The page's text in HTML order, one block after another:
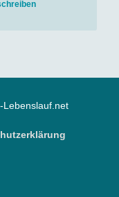
Lebenslauf.net